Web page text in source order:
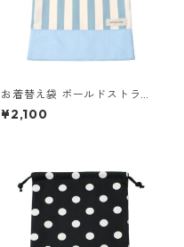
お着替え袋 ボールドストライ
プ×ブルー 85-73051-2
¥2,100